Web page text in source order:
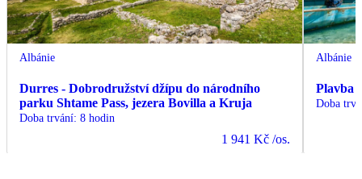
Albánie
Durres - Dobrodružství džípu do národního
parku Shtame Pass, jezera Bovilla a Kruja
Doba trvání: 8 hodin
1 941 Kč /os.
Albánie
Plavba
Doba